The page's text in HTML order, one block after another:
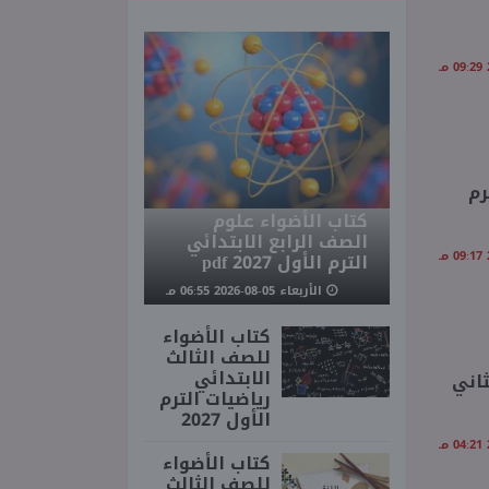
كتاب الأضواء علوم
الصف الرابع الابتدائي
الترم الأول 2027 pdf
الأربعاء 05-08-2026 06:55 مـ
كتاب الأضواء
للصف الثالث
الابتدائي
رياضيات الترم
الأول 2027
كتاب الأضواء